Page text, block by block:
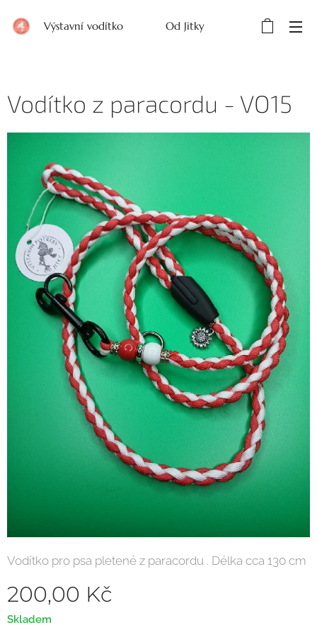
Výstavní vodítko Od Jitky
Vodítko z paracordu - VO15
Vodítko pro psa pletené z paracordu . Délka cca 130 cm
200,00 Kč
Skladem